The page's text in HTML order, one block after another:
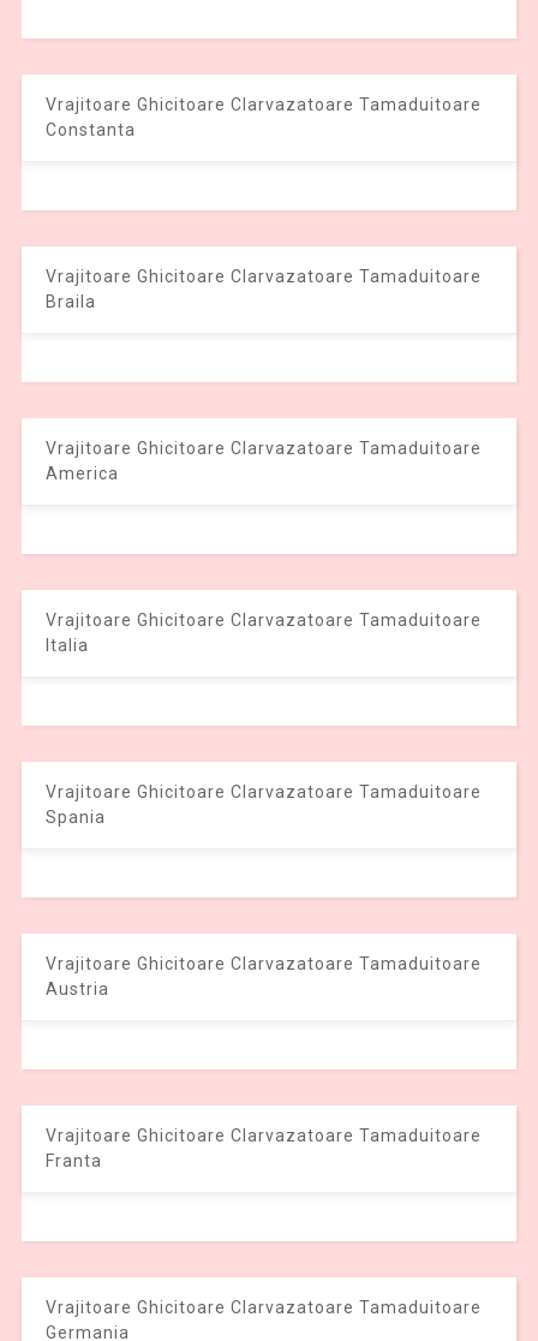
Vrajitoare Ghicitoare Clarvazatoare Tamaduitoare
Constanta
Vrajitoare Ghicitoare Clarvazatoare Tamaduitoare
Braila
Vrajitoare Ghicitoare Clarvazatoare Tamaduitoare
America
Vrajitoare Ghicitoare Clarvazatoare Tamaduitoare
Italia
Vrajitoare Ghicitoare Clarvazatoare Tamaduitoare
Spania
Vrajitoare Ghicitoare Clarvazatoare Tamaduitoare
Austria
Vrajitoare Ghicitoare Clarvazatoare Tamaduitoare
Franta
Vrajitoare Ghicitoare Clarvazatoare Tamaduitoare
Germania